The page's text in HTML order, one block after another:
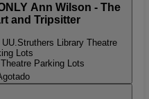
Ann Wilson - The
and Tripsitter
Struthers Library Theatre
Lots
Parking Lots